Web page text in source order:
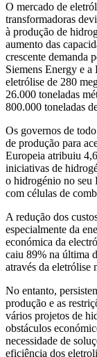
O mercado de
transformadoras
à produção de
aumento das
crescente demanda
Siemens Energy e
eletrólise de 280
26.000 toneladas
800.000 toneladas
Os governos de
de produção para
Europeia atribuiu
iniciativas de
o hidrogénio no seu
com células de
A redução dos
especialmente da
económica da
caiu 89% na última
através da eletrólise
No entanto,
produção e as
vários projetos de
obstáculos
necessidade de
eficiência dos